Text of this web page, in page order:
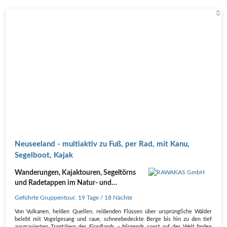
Neuseeland - multiaktiv zu Fuß, per Rad, mit Kanu,
Segelboot, Kajak
Wanderungen, Kajaktouren, Segeltörns
und Radetappen im Natur- und
Geführte Gruppentour, 19 Tage / 18 Nächte
Von Vulkanen, heißen Quellen, reißenden Flüssen über ursprüngliche Wälder
belebt mit Vogelgesang und raue, schneebedeckte Berge bis hin zu den tief